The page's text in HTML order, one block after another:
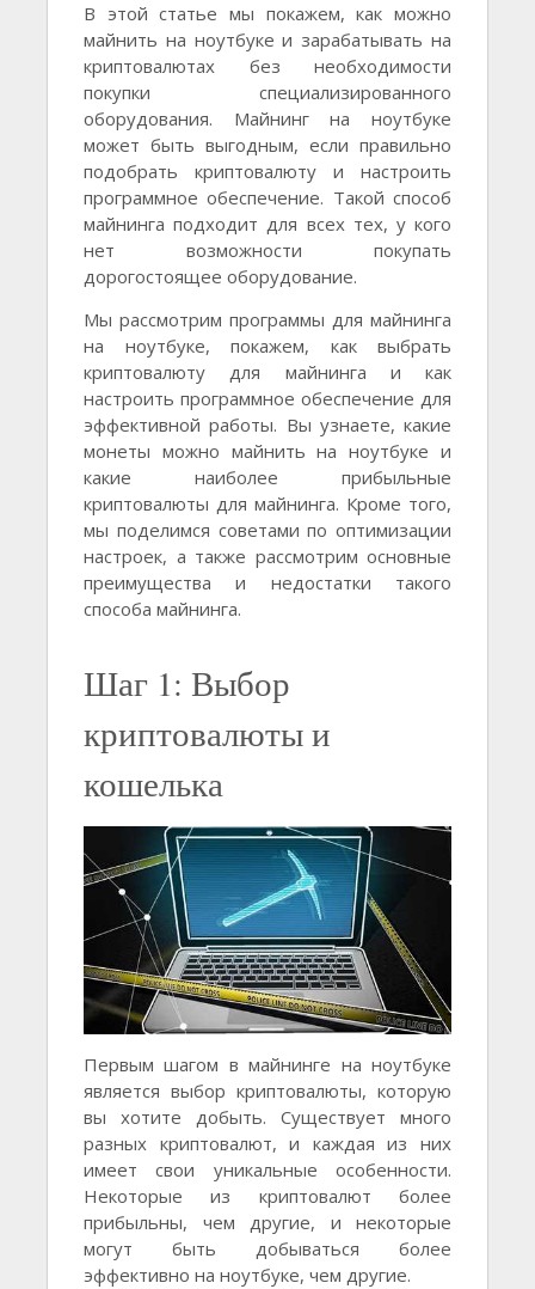
В этой статье мы покажем, как можно
майнить на ноутбуке и зарабатывать на
криптовалютах без необходимости
покупки специализированного
оборудования. Майнинг на ноутбуке
может быть выгодным, если правильно
подобрать криптовалюту и настроить
программное обеспечение. Такой способ
майнинга подходит для всех тех, у кого
нет возможности покупать
дорогостоящее оборудование.
Мы рассмотрим программы для майнинга
на ноутбуке, покажем, как выбрать
криптовалюту для майнинга и как
настроить программное обеспечение для
эффективной работы. Вы узнаете, какие
монеты можно майнить на ноутбуке и
какие наиболее прибыльные
криптовалюты для майнинга. Кроме того,
мы поделимся советами по оптимизации
настроек, а также рассмотрим основные
преимущества и недостатки такого
способа майнинга.
Шаг 1: Выбор
криптовалюты и
кошелька
Первым шагом в майнинге на ноутбуке
является выбор криптовалюты, которую
вы хотите добыть. Существует много
разных криптовалют, и каждая из них
имеет свои уникальные особенности.
Некоторые из криптовалют более
прибыльны, чем другие, и некоторые
могут быть добываться более
эффективно на ноутбуке, чем другие.